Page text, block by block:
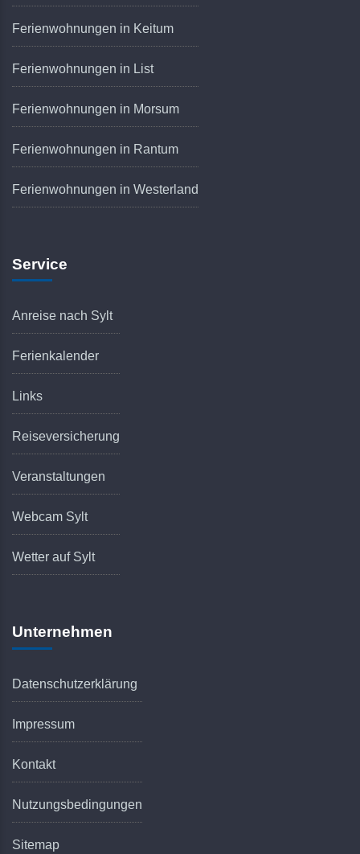
Ferienwohnungen in Keitum
Ferienwohnungen in List
Ferienwohnungen in Morsum
Ferienwohnungen in Rantum
Ferienwohnungen in Westerland
Service
Anreise nach Sylt
Ferienkalender
Links
Reiseversicherung
Veranstaltungen
Webcam Sylt
Wetter auf Sylt
Unternehmen
Datenschutzerklärung
Impressum
Kontakt
Nutzungsbedingungen
Sitemap